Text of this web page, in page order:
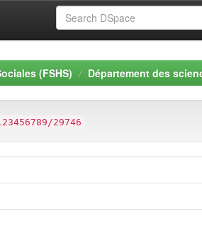
(FSHS) Département des
29746